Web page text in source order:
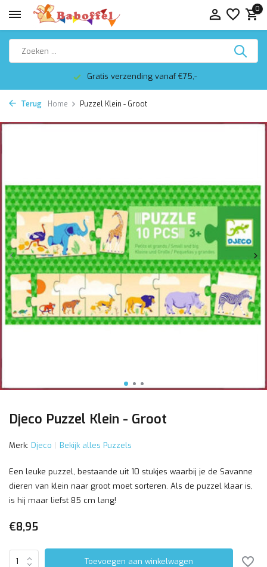
0
Gratis verzending vanaf €75,-
Terug Home Puzzel Klein - Groot
Djeco Puzzel Klein - Groot
Merk: Djeco Bekijk alles Puzzels
Een leuke puzzel, bestaande uit 10 stukjes waarbij je de Savanne
dieren van klein naar groot moet sorteren. Als de puzzel klaar is,
is hij maar liefst 85 cm lang!
€8,95
Toevoegen aan winkelwagen